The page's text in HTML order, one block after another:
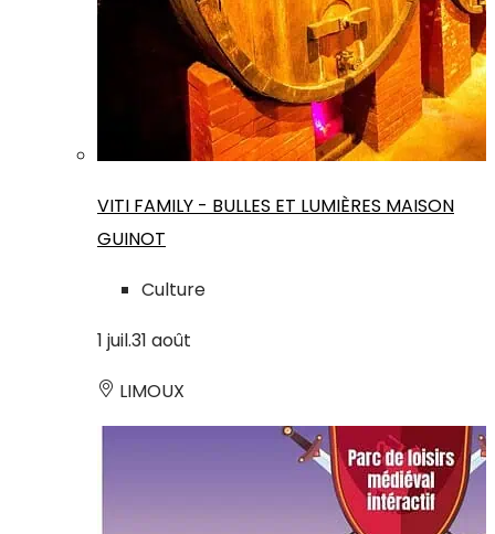
VITI FAMILY - BULLES ET LUMIÈRES MAISON
GUINOT
Culture
1 juil.31 août
LIMOUX